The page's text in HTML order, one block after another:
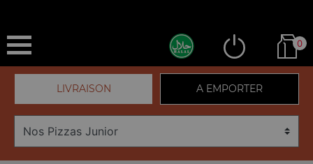
0
LIVRAISON A EMPORTER